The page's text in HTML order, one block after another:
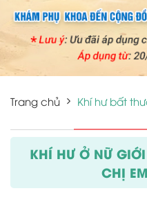
Trang chủ Khí hư bất
KHÍ HƯ Ở NỮ
CHỊ